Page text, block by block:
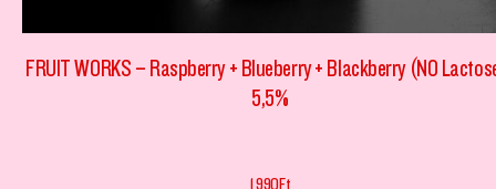
FRUIT WORKS – Raspberry + Blueberry + Blackberry (NO
5,5%
1 990Ft